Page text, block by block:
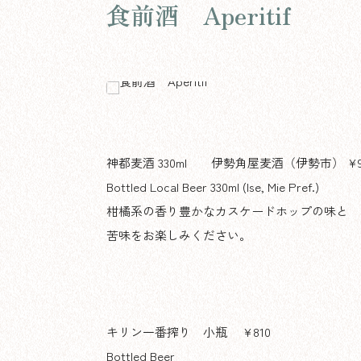
食前酒 Aperitif
神都麦酒 330ml 伊勢角屋麦酒（伊勢市）
Bottled Local Beer 330ml (Ise, Mie Pref.)
柑橘系の香り豊かなカスケードホップの味と
苦味をお楽しみください。
キリン一番搾り 小瓶 ¥810
Bottled Beer